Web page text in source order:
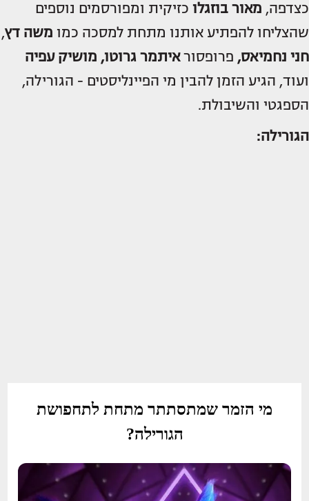
כצדפה, מאור בוזגלו כזיקית ומפורסמים נוספים
שהצליחו להפתיע אותנו מתחת למסכה כמו משה דץ,
חני נחמיאס, פרופסוראיתמר גרוטו, מושיק עפיה
ועוד, הגיע הזמן להבין מי הפיינליסטים - הגורילה,
הספגטי והשיבולת.
הגורילה: